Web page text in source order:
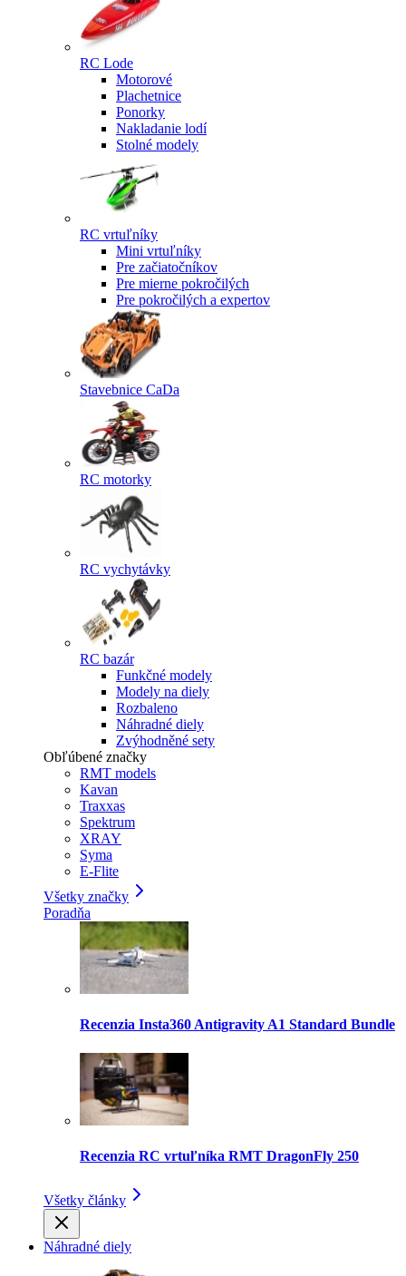
RC Lode
Motorové
Plachetnice
Ponorky
Nakladanie lodí
Stolné modely
RC vrtuľníky
Mini vrtuľníky
Pre začiatočníkov
Pre mierne pokročilých
Pre pokročilých a expertov
Stavebnice CaDa
RC motorky
RC vychytávky
RC bazár
Funkčné modely
Modely na diely
Rozbaleno
Náhradné diely
Zvýhodněné sety
Obľúbené značky
RMT models
Kavan
Traxxas
Spektrum
XRAY
Syma
E-Flite
Všetky značky
Poradňa
Recenzia Insta360 Antigravity A1 Standard Bundle
Recenzia RC vrtuľníka RMT DragonFly 250
Všetky články
Náhradné diely